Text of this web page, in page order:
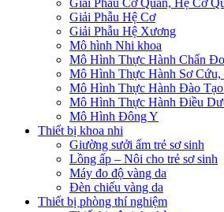
Giải Phẫu Hệ Cơ
Giải Phẫu Hệ Xương
Mô hình Nhi khoa
Mô Hình Thực Hành Chẩn
Mô Hình Thực Hành Sơ Cứu,
Mô Hình Thực Hành Đào
Mô Hình Thực Hành Điều
Mô Hình Đông Y
Thiết bị khoa nhi
Giường sưởi ấm trẻ sơ sinh
Lồng ấp – Nôi cho trẻ sơ sinh
Máy đo độ vàng da
Đèn chiếu vàng da
Thiết bị phòng thí nghiệm